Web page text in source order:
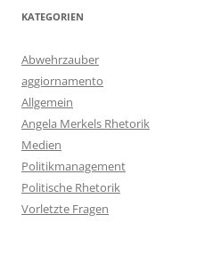
KATEGORIEN
Abwehrzauber
aggiornamento
Allgemein
Angela Merkels Rhetorik
Medien
Politikmanagement
Politische Rhetorik
Vorletzte Fragen